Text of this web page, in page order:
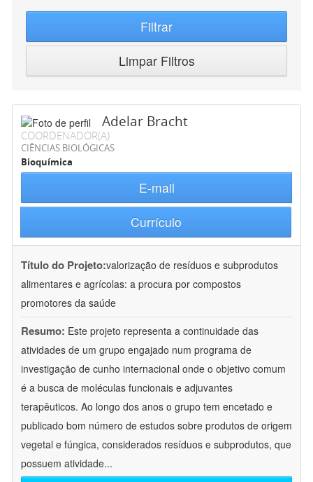
Filtrar
Limpar Filtros
Adelar Bracht
COORDENADOR(A)
CIÊNCIAS BIOLÓGICAS
Bioquímica
E-mail
Currículo
Título do Projeto:valorização de resíduos e subprodutos
alimentares e agrícolas: a procura por compostos
promotores da saúde
Resumo: Este projeto representa a continuidade das
atividades de um grupo engajado num programa de
investigação de cunho internacional onde o objetivo comum
é a busca de moléculas funcionais e adjuvantes
terapêuticos. Ao longo dos anos o grupo tem encetado e
publicado bom número de estudos sobre produtos de origem
vegetal e fúngica, considerados resíduos e subprodutos, que
possuem atividade...